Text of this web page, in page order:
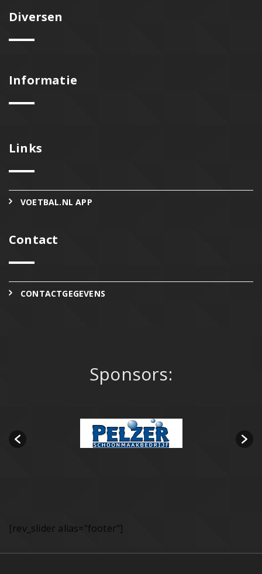
Diversen
Informatie
Links
VOETBAL.NL APP
Contact
CONTACTGEGEVENS
Sponsors:
[rev_slider alias="footer"]